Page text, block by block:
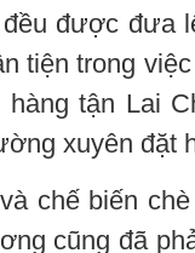
được đưa
tiện trong
tận Lai
xuyên đặt
chế biến
cũng đã